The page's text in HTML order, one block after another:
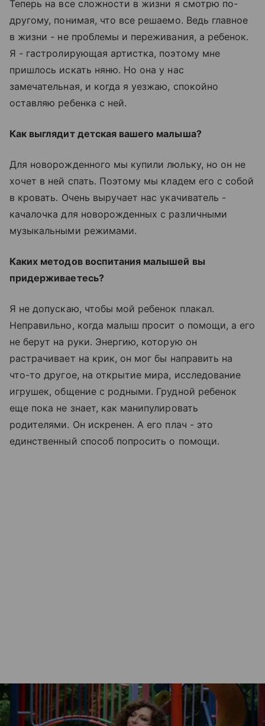
Теперь на все сложности в жизни я смотрю по-
другому, понимая, что все решаемо. Ведь главное
в жизни - не проблемы и переживания, а ребенок.
Я - гастролирующая артистка, поэтому мне
пришлось искать няню. Но она у нас
замечательная, и когда я уезжаю, спокойно
оставляю ребенка с ней.
Как выглядит детская вашего малыша?
Для новорожденного мы купили люльку, но он не
хочет в ней спать. Поэтому мы кладем его с собой
в кровать. Очень выручает нас укачиватель -
качалочка для новорожденных с различными
музыкальными режимами.
Каких методов воспитания малышей вы
придерживаетесь?
Я не допускаю, чтобы мой ребенок плакал.
Неправильно, когда малыш просит о помощи, а его
не берут на руки. Энергию, которую он
растрачивает на крик, он мог бы направить на
что-то другое, на открытие мира, исследование
игрушек, общение с родными. Грудной ребенок
еще пока не знает, как манипулировать
родителями. Он искренен. А его плач - это
единственный способ попросить о помощи.